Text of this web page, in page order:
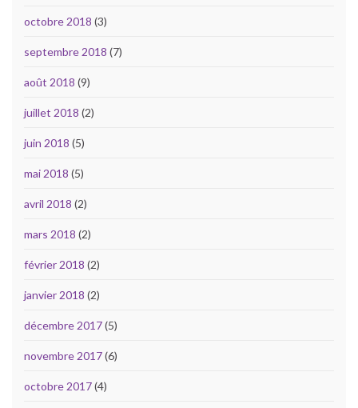
octobre 2018 (3)
septembre 2018 (7)
août 2018 (9)
juillet 2018 (2)
juin 2018 (5)
mai 2018 (5)
avril 2018 (2)
mars 2018 (2)
février 2018 (2)
janvier 2018 (2)
décembre 2017(5)
novembre 2017(6)
octobre 2017(4)